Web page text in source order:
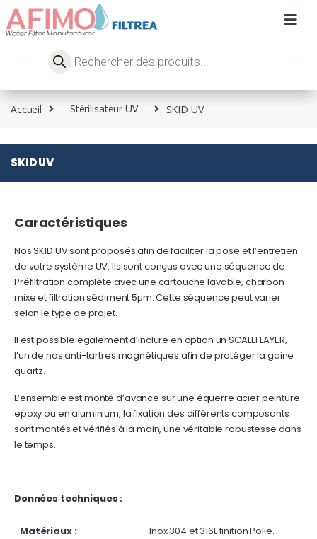
Accueil Stérilisateur UV SKID UV
SKID UV
Caractéristiques
Nos SKID UV sont proposés afin de faciliter la pose et l’entretien
de votre système UV. Ils sont conçus avec une séquence de
Préfiltration complète avec une cartouche lavable, charbon
mixe et filtration sédiment 5µm. Cette séquence peut varier
selon le type de projet.
Il est possible également d’inclure en option un SCALEFLAYER,
l’un de nos anti-tartres magnétiques afin de protéger la gaine
quartz.
L’ensemble est monté d’avance sur une équerre acier peinture
epoxy ou en aluminium, la fixation des différents composants
sont montés et vérifiés à la main, une véritable robustesse dans
le temps.
Données techniques :
Matériaux : Inox 304 et 316L finition Polie.